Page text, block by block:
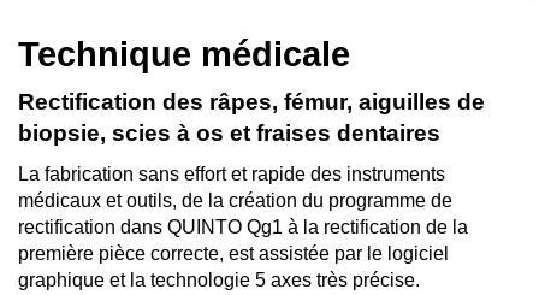
Technique médicale
Rectification des râpes, fémur, aiguilles de
biopsie, scies à os et fraises dentaires
La fabrication sans effort et rapide des instruments
médicaux et outils, de la création du programme de
rectification dans QUINTO Qg1 à la rectification de la
première pièce correcte, est assistée par le logiciel
graphique et la technologie 5 axes très précise.